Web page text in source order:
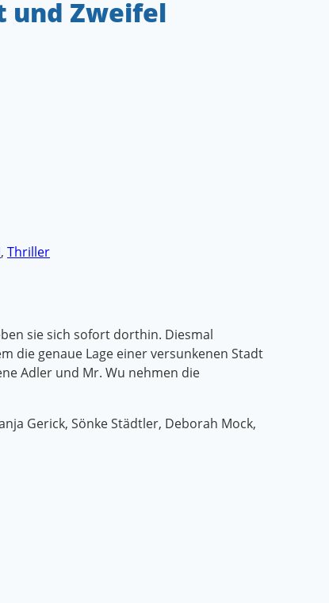
und Zweifel
, Thriller
sie sich sofort dorthin. Diesmal
die genaue Lage einer versunkenen Stadt
Adler und Mr. Wu nehmen die
Gerick, Sönke Städtler, Deborah Mock,